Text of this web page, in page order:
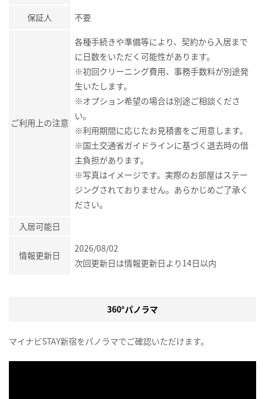
保証人 不要
ご利用上の注意
各種手続きや準備等により、契約から入居まで
に日数をいただく可能性があります。
※初回クリーニング費用、事務手数料が別途発
生いたします。
※オプション希望の場合は別途ご相談くださ
い。
※利用期間に応じたお見積書をご用意します。
※国土交通省ガイドラインに基づく退去時の借
主負担があります。
※写真はイメージです。実際のお部屋はステー
ジングされておりません。あらかじめご了承く
ださい。
入居可能日
情報更新日
2026/08/02
次回更新日は情報更新日より14日以内
360°パノラマ
マイナビSTAY新宿をパノラマでご確認いただけます。